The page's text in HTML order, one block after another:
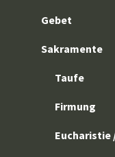
Gebet
Sakramente
Taufe
Firmung
Eucharistie